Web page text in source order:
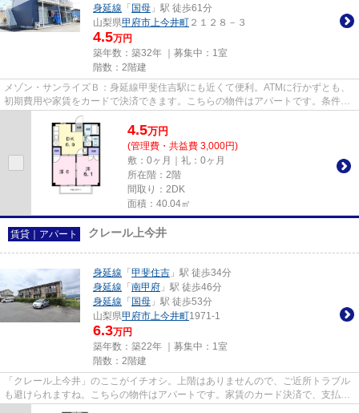
身延線 「 国母 」駅 徒歩61分
山梨県甲府市上今井町 ２１２８－３
4.5万円
築年数：築32年 ｜募集中： 1室
階数：2階建
メゾン・サンライズＢ：身延線甲斐住吉駅にも近くて便利。ATMに行かずとも、
初期費用や家賃をカードで決済できます。こちらの物件はアパートです。条件の
中からご希望の物件が見つから...
4.5万円
(管理費・共益費 3,000円)
敷：0ヶ月｜礼：0ヶ月
所在階：2階
間取り：2DK
面積：40.04㎡
賃貸｜アパート クレール上今井
身延線 「 甲斐住吉 」駅 徒歩34分
身延線 「 南甲府 」駅 徒歩46分
身延線 「 国母 」駅 徒歩53分
山梨県甲府市上今井町1971-1
6.3万円
築年数：築22年 ｜募集中： 1室
階数：2階建
「クレール上今井」のここがイチオシ。上階はありませんので、ご近所トラブル
も避けられますね。こちらの物件はアパートです。家賃のカード決済で、支払額